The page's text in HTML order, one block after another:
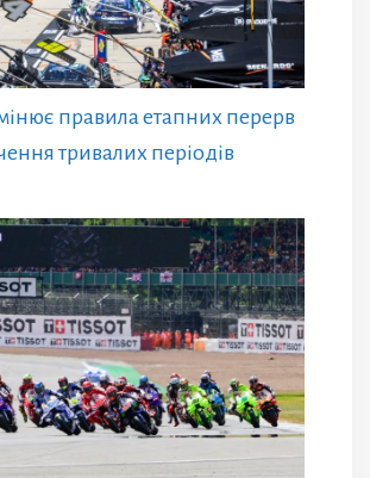
правила етапних перерв
тривалих періодів